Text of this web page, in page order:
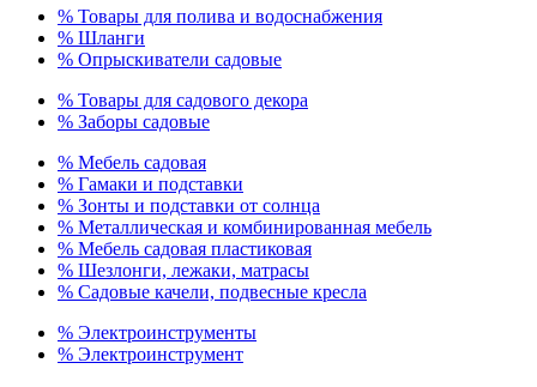
% Товары для полива и водоснабжения
% Шланги
% Опрыскиватели садовые
% Товары для садового декора
% Заборы садовые
% Мебель садовая
% Гамаки и подставки
% Зонты и подставки от солнца
% Металлическая и комбинированная мебель
% Мебель садовая пластиковая
% Шезлонги, лежаки, матрасы
% Садовые качели, подвесные кресла
% Электроинструменты
% Электроинструмент